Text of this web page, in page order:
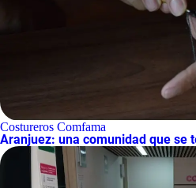
Costureros Comfama
Aranjuez: una comunidad que se